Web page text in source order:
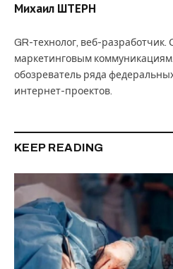
Михаил ШТЕРН
GR-технолог, веб-разработчик.
маркетинговым
обозреватель ряда
интернет-проектов.
KEEP READING